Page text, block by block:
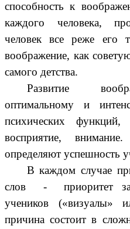
способность к
каждого человека,
человек все реже его
воображение, как
самого детства.
Развитие
оптимальному и
психических
восприятие,
определяют успешность
В каждом случае
слов - приоритет за
учеников («визуалы»
причина состоит в